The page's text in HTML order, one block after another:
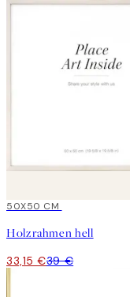
15%*
50X50 CM
Holzrahmen hell
33,15 €39 €